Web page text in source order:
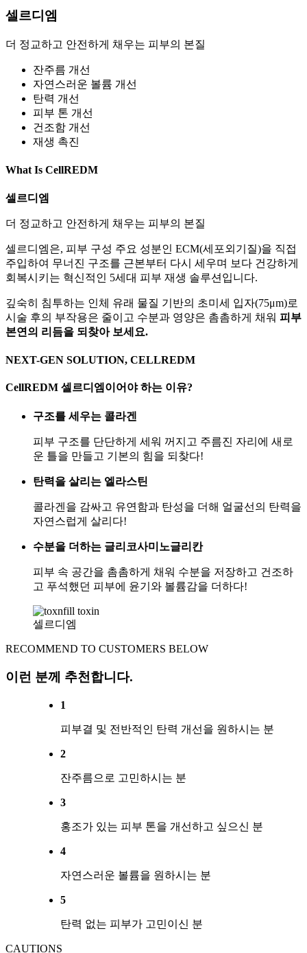
셀르디엠
더 정교하고 안전하게 채우는 피부의 본질
잔주름 개선
자연스러운 볼륨 개선
탄력 개선
피부 톤 개선
건조함 개선
재생 촉진
What Is CellREDM
셀르디엠
더 정교하고 안전하게 채우는 피부의 본질
셀르디엠은, 피부 구성 주요 성분인 ECM(세포외기질)을 직접
주입하여 무너진 구조를 근본부터 다시 세우며 보다 건강하게
회복시키는 혁신적인 5세대 피부 재생 솔루션입니다.
깊숙히 침투하는 인체 유래 물질 기반의 초미세 입자(75μm)로
시술 후의 부작용은 줄이고 수분과 영양은 촘촘하게 채워 피부
본연의 리듬을 되찾아 보세요.
NEXT-GEN SOLUTION, CELLREDM
CellREDM 셀르디엠이어야 하는 이유?
구조를 세우는 콜라겐
피부 구조를 단단하게 세워 꺼지고 주름진 자리에 새로
운 틀을 만들고 기본의 힘을 되찾다!
탄력을 살리는 엘라스틴
콜라겐을 감싸고 유연함과 탄성을 더해 얼굴선의 탄력을
자연스럽게 살리다!
수분을 더하는 글리코사미노글리칸
피부 속 공간을 촘촘하게 채워 수분을 저장하고 건조하
고 푸석했던 피부에 윤기와 볼륨감을 더하다!
셀르디엠
RECOMMEND TO CUSTOMERS BELOW
이런 분께 추천합니다.
1
피부결 및 전반적인 탄력 개선을 원하시는 분
2
잔주름으로 고민하시는 분
3
홍조가 있는 피부 톤을 개선하고 싶으신 분
4
자연스러운 볼륨을 원하시는 분
5
탄력 없는 피부가 고민이신 분
CAUTIONS